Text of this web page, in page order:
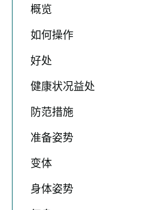
概览
如何操作
好处
健康状况益处
防范措施
准备姿势
变体
身体姿势